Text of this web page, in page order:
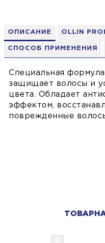
ОПИСАНИЕ OLLIN
СПОСОБ ПРИМЕНЕНИЯ
Специальная
защищает волосы и
цвета. Обладает
эффектом,
поврежденные